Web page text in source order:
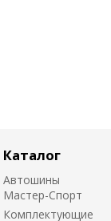
Каталог
Автошины
Мастер-Спорт
Комплектующие